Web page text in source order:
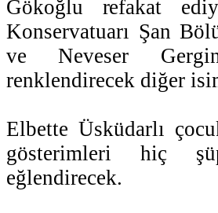
Gökoğlu refakat
Konservatuarı Şan
ve Neveser
renklendirecek diğer
Elbette Üsküdarlı
gösterimleri hiç
eğlendirecek.